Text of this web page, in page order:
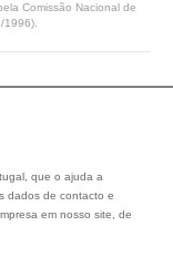
Comissão Nacional de
que o ajuda a
dados de contacto e
em nosso site, de